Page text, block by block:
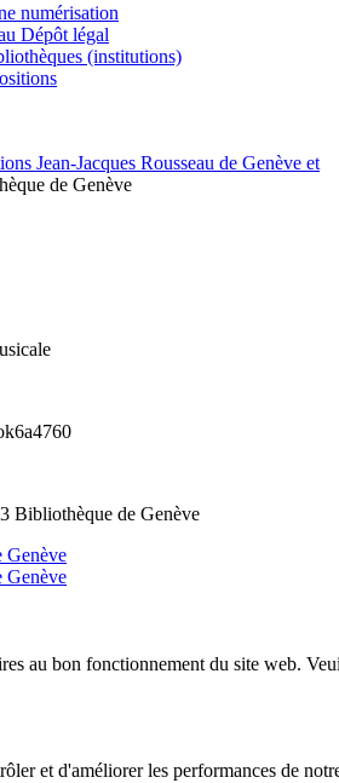
numérisation
Dépôt légal
(institutions)
Bibliothèque de Genève
au bon fonctionnement du site web.
et d'améliorer les performances de